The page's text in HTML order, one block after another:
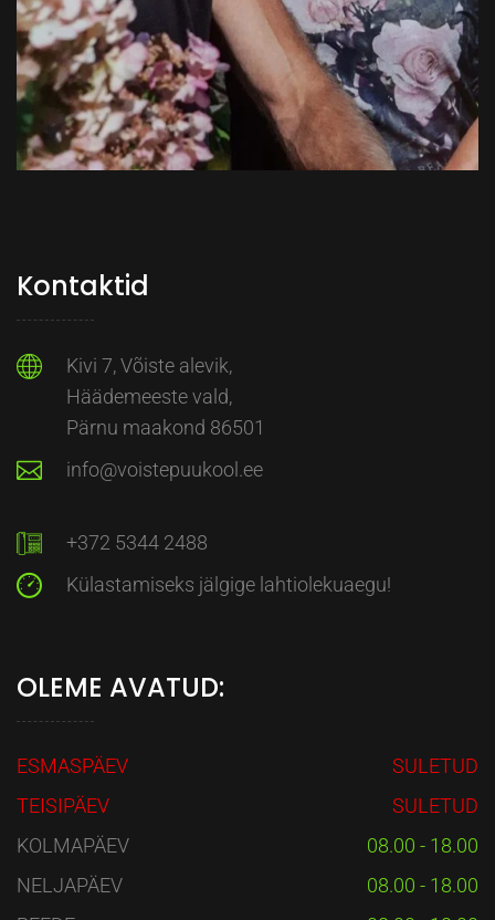
Kontaktid
Kivi 7, Võiste alevik,
Häädemeeste vald,
Pärnu maakond 86501
info@voistepuukool.ee
+372 5344 2488
Külastamiseks jälgige lahtiolekuaegu!
OLEME AVATUD:
ESMASPÄEV
SULETUD
TEISIPÄEV
SULETUD
KOLMAPÄEV
08.00 - 18.00
NELJAPÄEV
08.00 - 18.00